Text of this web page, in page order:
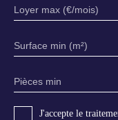
Loyer max (€/mois)
Surface min (m²)
Pièces min
J'accepte le